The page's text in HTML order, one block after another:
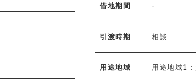
借地期間 -
引渡時期 相談
用途地域 用途地域1